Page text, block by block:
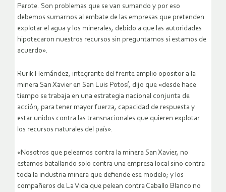
Perote. Son problemas que se van sumando y por eso
debemos sumarnos al embate de las empresas que pretenden
explotar el agua y los minerales, debido a que las autoridades
hipotecaron nuestros recursos sin preguntarnos si estamos de
acuerdo».
Rurik Hernández, integrante del frente amplio opositor a la
minera San Xavier en San Luis Potosí, dijo que «desde hace
tiempo se trabaja en una estrategia nacional conjunta de
acción, para tener mayor fuerza, capacidad de respuesta y
estar unidos contra las transnacionales que quieren explotar
los recursos naturales del país».
«Nosotros que peleamos contra la minera San Xavier, no
estamos batallando solo contra una empresa local sino contra
toda la industria minera que defiende ese modelo; y los
compañeros de La Vida que pelean contra Caballo Blanco no